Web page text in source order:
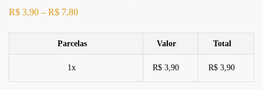
R$ 3,90 – R$ 7,80
Parcelas Valor Total
1x R$ 3,90 R$ 3,90